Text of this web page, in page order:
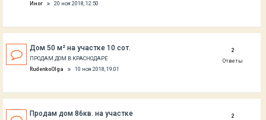
Иног
20 ноя 2018, 12:50
Дом 50 м² на участке 10 сот.
ПРОДАМ ДОМ В КРАСНОДАРЕ
RudenkoOlga
10 ноя 2018, 19:01
2
Ответы
Продам дом 86кв. на участке
2